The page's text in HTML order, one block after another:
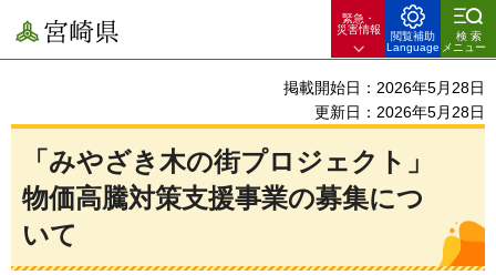
宮崎県
緊急・
災害情報
閲覧補助
Language
検索
メニュー
掲載開始日：2026年5月28日
更新日：2026年5月28日
「みやざき木の街プロジェクト」
物価高騰対策支援事業の募集につ
いて